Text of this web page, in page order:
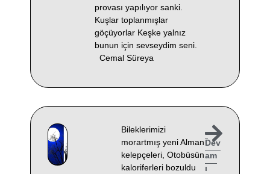
provası yapılıyor sanki.
Kuşlar toplanmışlar
göçüyorlar Keşke yalnız
bunun için sevseydim seni.
Cemal Süreya
Bileklerimizi
morartmış yeni Alman
kelepçeleri, Otobüsün
kaloriferleri bozuldu
Dev
am
ı